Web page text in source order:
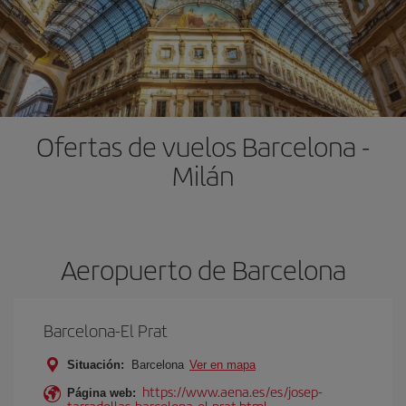
Ofertas de vuelos Barcelona -
Milán
Aeropuerto de Barcelona
Barcelona-El Prat
Situación: Barcelona Ver en mapa
Página web: https://www.aena.es/es/josep-